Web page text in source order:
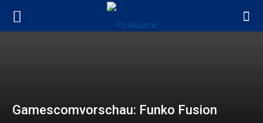
Gamescomvorschau: Funko Fusion